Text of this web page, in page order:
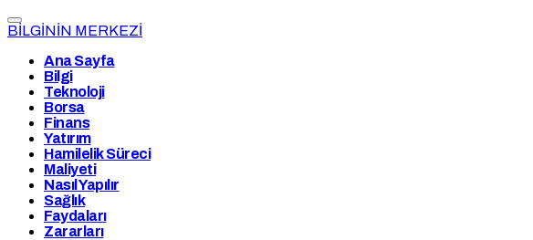
BİLGİNİN MERKEZİ
Ana Sayfa
Bilgi
Teknoloji
Borsa
Finans
Yatırım
Hamilelik Süreci
Maliyeti
Nasıl Yapılır
Sağlık
Faydaları
Zararları